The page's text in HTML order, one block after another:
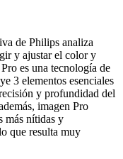
de Philips analiza
y ajustar el color y
es una tecnología de
3 elementos esenciales
y profundidad del
imagen Pro
más nítidas y
que resulta muy